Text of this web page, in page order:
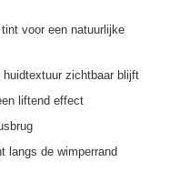
voor een natuurlijke
zichtbaar blijft
liftend effect
langs de wimperrand